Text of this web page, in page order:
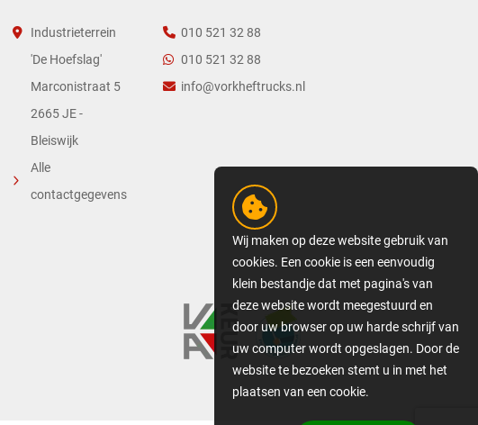
Industrieterrein
'De Hoefslag'
Marconistraat 5
2665 JE -
Bleiswijk
Alle
contactgegevens
010 521 32 88
010 521 32 88
info@vorkheftrucks.nl
Wij maken op deze website gebruik van
cookies. Een cookie is een eenvoudig
klein bestandje dat met pagina's van
deze website wordt meegestuurd en
door uw browser op uw harde schrijf van
uw computer wordt opgeslagen. Door de
website te bezoeken stemt u in met het
plaatsen van een cookie.